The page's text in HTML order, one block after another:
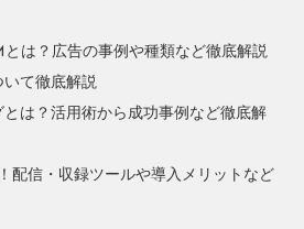
は？広告の事例や種類など徹底解説
て徹底解説
は？活用術から成功事例など徹底解
配信・収録ツールや導入メリットなど